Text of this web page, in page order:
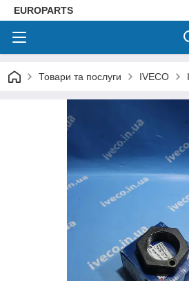
EUROPARTS
Товари та послуги IVECO